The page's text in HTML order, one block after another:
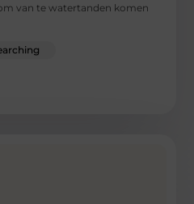
van te watertanden komen